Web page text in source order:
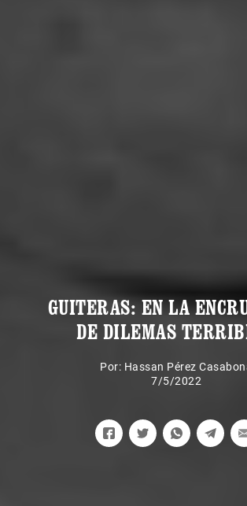
GUITERAS: EN LA
DE DILEMAS
Por: Hassan Pérez
7/5/2022